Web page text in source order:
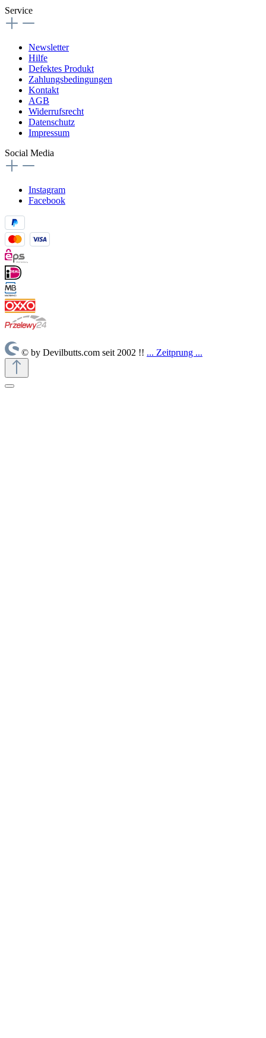
Service
Newsletter
Hilfe
Defektes Produkt
Zahlungsbedingungen
Kontakt
AGB
Widerrufsrecht
Datenschutz
Impressum
Social Media
Instagram
Facebook
© by Devilbutts.com seit 2002 !! ... Zeitprung ...